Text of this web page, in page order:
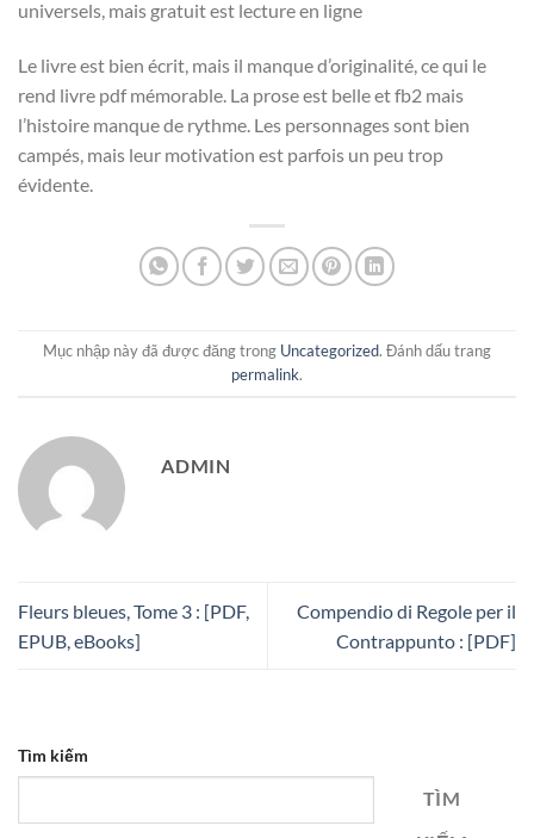
universels, mais gratuit est lecture en ligne
Le livre est bien écrit, mais il manque d’originalité, ce qui le
rend livre pdf mémorable. La prose est belle et fb2 mais
l’histoire manque de rythme. Les personnages sont bien
campés, mais leur motivation est parfois un peu trop
évidente.
Mục nhập này đã được đăng trong Uncategorized. Đánh dấu trang
permalink.
ADMIN
Fleurs bleues, Tome 3 : [PDF,
EPUB, eBooks]
Compendio di Regole per il
Contrappunto : [PDF]
Tìm kiếm
TÌM